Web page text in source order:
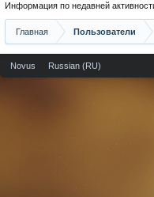
Информация по недавней
Главная Пользователи
Novus Russian (RU)